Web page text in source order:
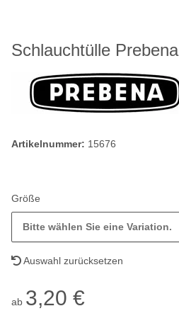
Schlauchtülle Prebena
Artikelnummer: 15676
Größe
Bitte wählen Sie eine Variation.
Auswahl zurücksetzen
ab 3,20 €